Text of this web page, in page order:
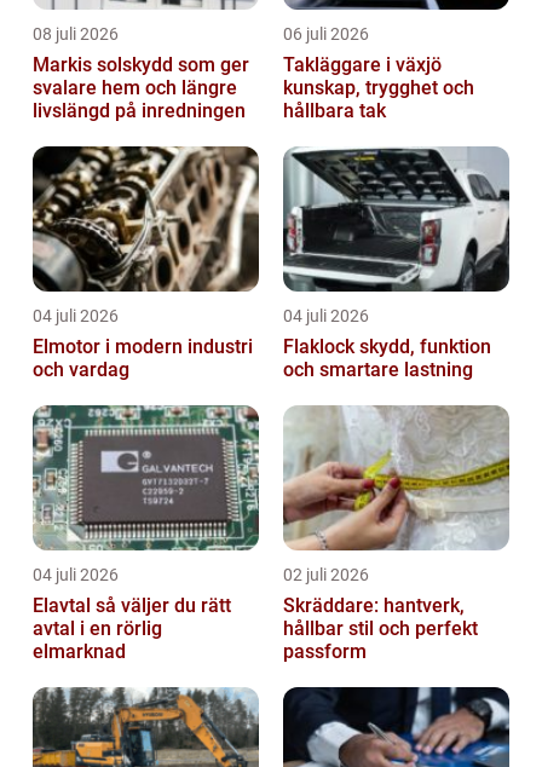
08 juli 2026
Markis solskydd som ger
svalare hem och längre
livslängd på inredningen
06 juli 2026
Takläggare i växjö
kunskap, trygghet och
hållbara tak
04 juli 2026
Elmotor i modern industri
och vardag
04 juli 2026
Flaklock skydd, funktion
och smartare lastning
04 juli 2026
Elavtal så väljer du rätt
avtal i en rörlig
elmarknad
02 juli 2026
Skräddare: hantverk,
hållbar stil och perfekt
passform